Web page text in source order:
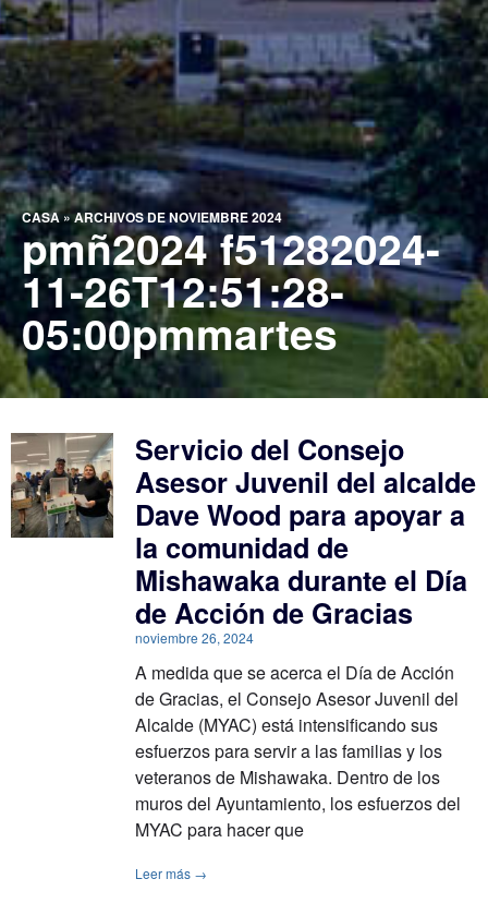
CASA»ARCHIVOS DE NOVIEMBRE 2024
pmñ2024 f51282024-
11-26T12:51:28-
05:00pmmartes
Servicio del Consejo
Asesor Juvenil del alcalde
Dave Wood para apoyar a
la comunidad de
Mishawaka durante el Día
de Acción de Gracias
noviembre 26, 2024
A medida que se acerca el Día de Acción
de Gracias, el Consejo Asesor Juvenil del
Alcalde (MYAC) está intensificando sus
esfuerzos para servir a las familias y los
veteranos de Mishawaka. Dentro de los
muros del Ayuntamiento, los esfuerzos del
MYAC para hacer que
Leer más →